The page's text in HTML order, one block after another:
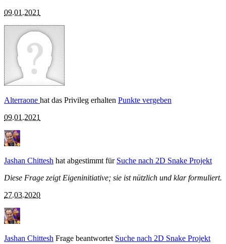
09.01.2021
Alterraone hat das Privileg erhalten Punkte vergeben
09.01.2021
Jashan Chittesh hat abgestimmt für Suche nach 2D Snake Projekt
Diese Frage zeigt Eigeninitiative; sie ist nützlich und klar formuliert.
27.03.2020
Jashan Chittesh Frage beantwortet Suche nach 2D Snake Projekt